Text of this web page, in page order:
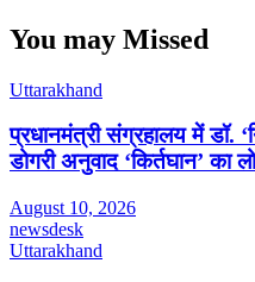
You may Missed
Uttarakhand
प्रधानमंत्री संग्रहालय में डॉ.
डोगरी अनुवाद ‘किर्तघान’ का
August 10, 2026
newsdesk
Uttarakhand